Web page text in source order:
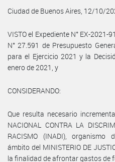
Ciudad de Buenos Aires, 12/10/
VISTO el Expediente N° EX-2021-
N° 27.591 de Presupuesto
para el Ejercicio 2021 y la
enero de 2021, y
CONSIDERANDO:
Que resulta necesario
NACIONAL CONTRA LA
RACISMO (INADI),
ámbito del MINISTERIO DE
la finalidad de afrontar gastos de